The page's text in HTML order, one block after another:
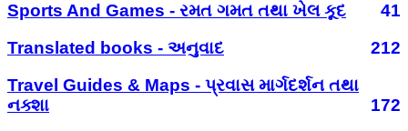
Sports And Games - રમત ગમત તથા ખેલ કૂદ
41
Translated books - અનુવાદ
212
Travel Guides & Maps - પ્રવાસ માર્ગદર્શન તથા
નક્શા
172